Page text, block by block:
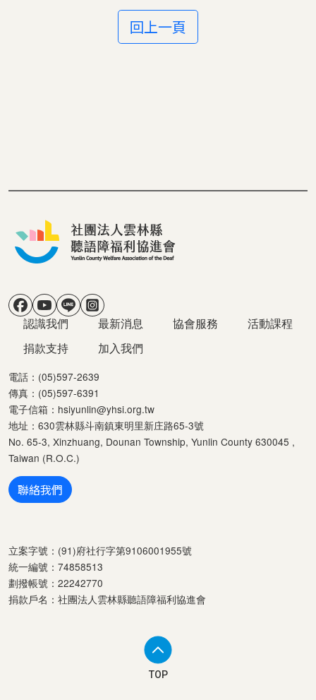
回上一頁
社群選單
主導覽
認識我們 最新消息 協會服務
活動課程
捐款支持
加入我們
電話：(05)597-2639
傳真：(05)597-6391
電子信箱： hsiyunlin@yhsi.org.tw
地址：630雲林縣斗南鎮東明里新庄路65-3號
No. 65-3, Xinzhuang, Dounan Township, Yunlin County 630045 ,
Taiwan (R.O.C.)
聯絡我們
立案字號：(91)府社行字第9106001955號
統一編號：74858513
劃撥帳號：22242770
捐款戶名：社團法人雲林縣聽語障福利協進會
TOP